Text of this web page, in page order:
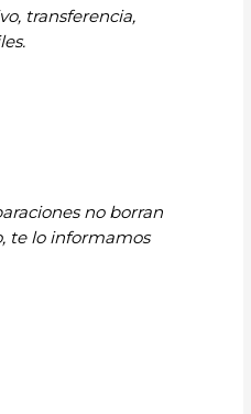
transferencia,
no borran
te lo informamos